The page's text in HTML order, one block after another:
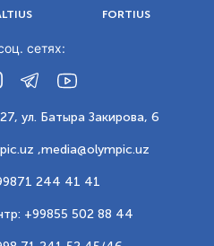
FORTIUS
сетях:
ул. Батыра Закирова, 6
,media@olympic.uz
244 41 41
+99855 502 88 44